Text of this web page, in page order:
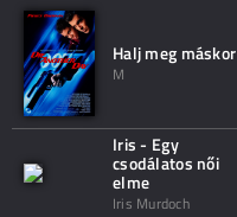
Halj meg máskor
M
Iris - Egy
csodálatos női
elme
Iris Murdoch